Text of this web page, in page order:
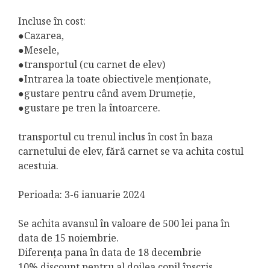
Incluse în cost:
●Cazarea,
●Mesele,
●transportul (cu carnet de elev)
●Intrarea la toate obiectivele menționate,
●gustare pentru când avem Drumeție,
●gustare pe tren la întoarcere.
transportul cu trenul inclus în cost în baza
carnetului de elev, fără carnet se va achita costul
acestuia.
Perioada: 3-6 ianuarie 2024
Se achita avansul în valoare de 500 lei pana în
data de 15 noiembrie.
Diferența pana în data de 18 decembrie